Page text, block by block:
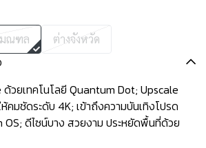
มณฑล ต่างจังหวัด
วยเทคโนโลยี Quantum Dot; Upscale
คมชัดระดับ 4K; เข้าถึงความบันเทิงโปรด
ดีไซน์บาง สวยงาม ประหยัดพื้นที่ด้วย